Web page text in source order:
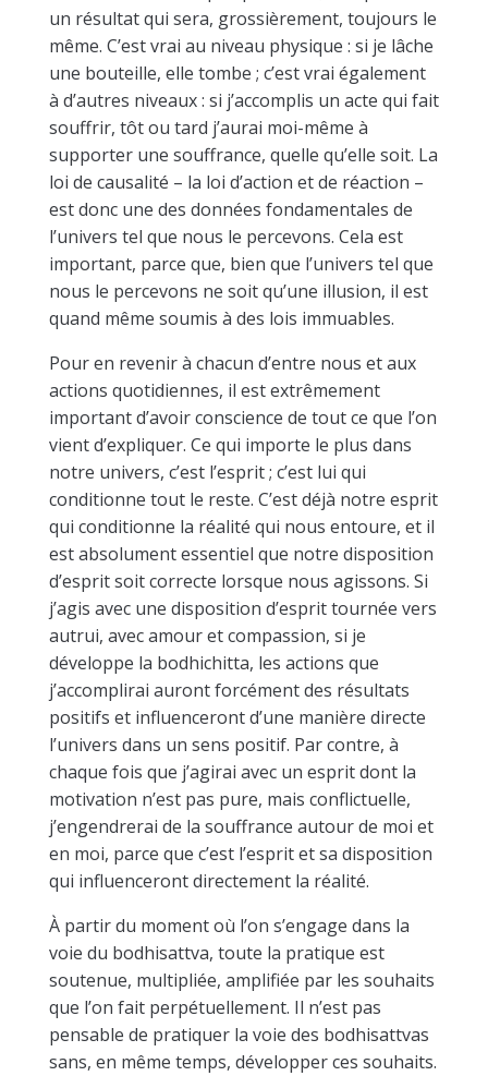
un résultat qui sera, grossièrement, toujours le
même. C’est vrai au niveau physique : si je lâche
une bouteille, elle tombe ; c’est vrai également
à d’autres niveaux : si j’accomplis un acte qui fait
souffrir, tôt ou tard j’aurai moi-même à
supporter une souffrance, quelle qu’elle soit. La
loi de causalité – la loi d’action et de réaction –
est donc une des données fondamentales de
l’univers tel que nous le percevons. Cela est
important, parce que, bien que l’univers tel que
nous le percevons ne soit qu’une illusion, il est
quand même soumis à des lois immuables.
Pour en revenir à chacun d’entre nous et aux
actions quotidiennes, il est extrêmement
important d’avoir conscience de tout ce que l’on
vient d’expliquer. Ce qui importe le plus dans
notre univers, c’est l’esprit ; c’est lui qui
conditionne tout le reste. C’est déjà notre esprit
qui conditionne la réalité qui nous entoure, et il
est absolument essentiel que notre disposition
d’esprit soit correcte lorsque nous agissons. Si
j’agis avec une disposition d’esprit tournée vers
autrui, avec amour et compassion, si je
développe la bodhichitta, les actions que
j’accomplirai auront forcément des résultats
positifs et influenceront d’une manière directe
l’univers dans un sens positif. Par contre, à
chaque fois que j’agirai avec un esprit dont la
motivation n’est pas pure, mais conflictuelle,
j’engendrerai de la souffrance autour de moi et
en moi, parce que c’est l’esprit et sa disposition
qui influenceront directement la réalité.
À partir du moment où l’on s’engage dans la
voie du bodhisattva, toute la pratique est
soutenue, multipliée, amplifiée par les souhaits
que l’on fait perpétuellement. Il n’est pas
pensable de pratiquer la voie des bodhisattvas
sans, en même temps, développer ces souhaits.